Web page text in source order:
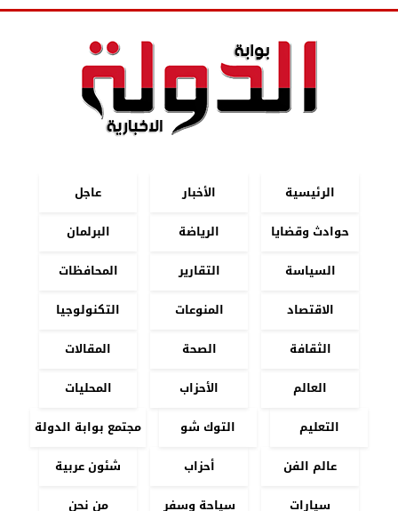
الرئيسية الأخبار
عاجل
حوادث وقضايا
الرياضة
البرلمان
السياسة
التقارير
المحافظات
الاقتصاد
المنوعات
التكنولوجيا
الثقافة
الصحة
المقالات
العالم
الأحزاب
المحليات
التعليم
التوك شو
مجتمع بوابة الدولة
عالم الفن
أحزاب
شئون عربية
سيارات
سياحة وسفر من نحن